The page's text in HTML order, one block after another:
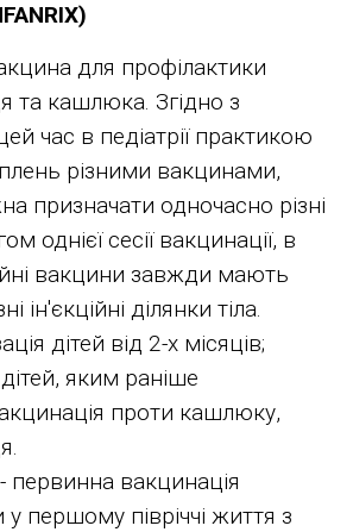
для профілактики
та кашлюка. Згідно з
час в педіатрії практикою
різними вакцинами,
призначати одночасно різні
однієї сесії вакцинації, в
вакцини завжди мають
ін'єкційні ділянки тіла.
дітей від 2-х місяців;
яким раніше
проти кашлюку,
- первинна вакцинація
першому півріччі життя з